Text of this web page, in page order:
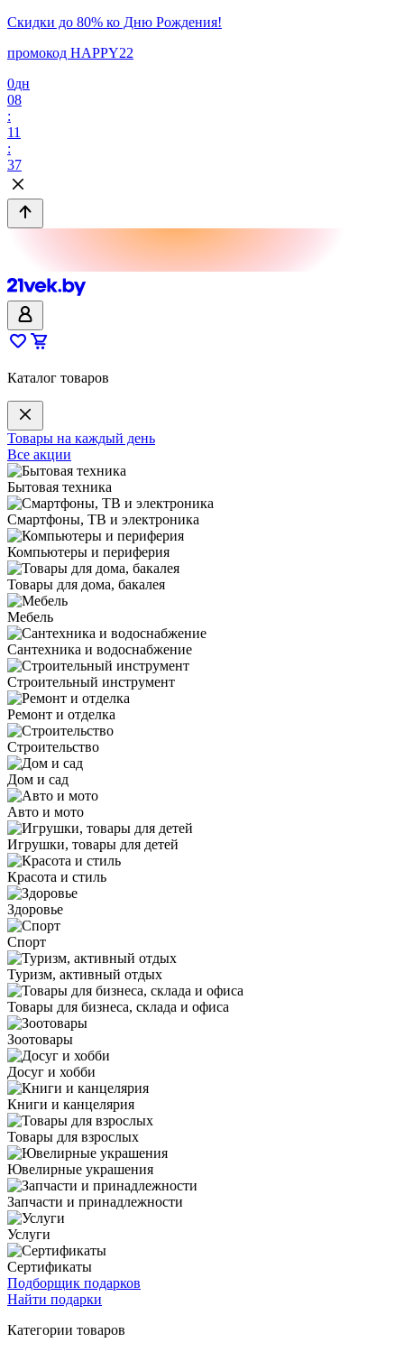
Скидки до 80% ко Дню Рождения!
промокод HAPPY22
0дн
08
:
11
:
37
Каталог товаров
Товары на каждый день
Все акции
Бытовая техника
Смартфоны, ТВ и электроника
Компьютеры и периферия
Товары для дома, бакалея
Мебель
Сантехника и водоснабжение
Строительный инструмент
Ремонт и отделка
Строительство
Дом и сад
Авто и мото
Игрушки, товары для детей
Красота и стиль
Здоровье
Спорт
Туризм, активный отдых
Товары для бизнеса, склада и офиса
Зоотовары
Досуг и хобби
Книги и канцелярия
Товары для взрослых
Ювелирные украшения
Запчасти и принадлежности
Услуги
Сертификаты
Подборщик подарков
Найти подарки
Категории товаров